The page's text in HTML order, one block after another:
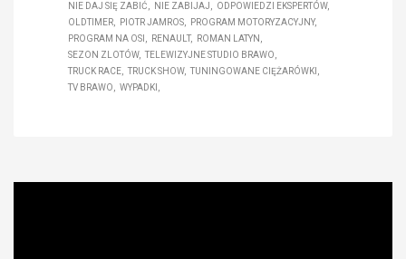
NIE DAJ SIĘ ZABIĆ
NIE ZABIJAJ
ODPOWIEDZI EKSPERTÓW
OLDTIMER
PIOTR JAMROS
PROGRAM MOTORYZACYJNY
PROGRAM NA OSI
RENAULT
ROMAN LATYN
SEZON ZLOTÓW
TELEWIZYJNE STUDIO BRAWO
TRUCK RACE
TRUCK SHOW
TUNINGOWANE CIĘŻARÓWKI
TV BRAWO
WYPADKI